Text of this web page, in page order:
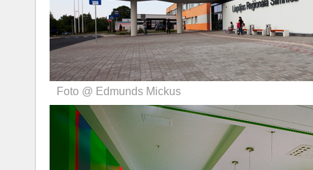
Foto @ Edmunds Mickus